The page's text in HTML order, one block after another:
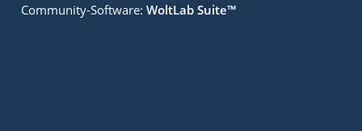
Community-Software:WoltLab Suite™